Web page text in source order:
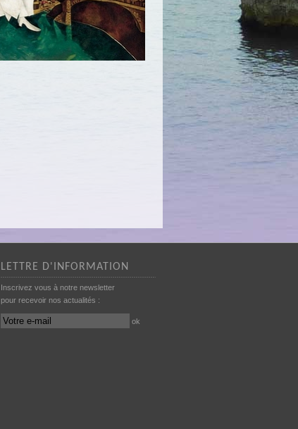
LETTRE D'INFORMATION
Inscrivez vous à notre newsletter
pour recevoir nos actualités :
ok